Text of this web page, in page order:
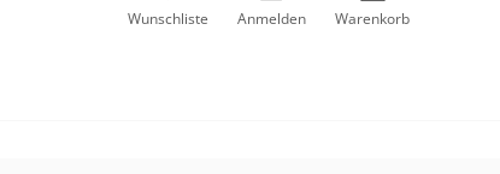
Wunschliste Anmelden Warenkorb